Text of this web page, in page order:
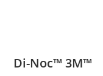
Di-Noc™3M™